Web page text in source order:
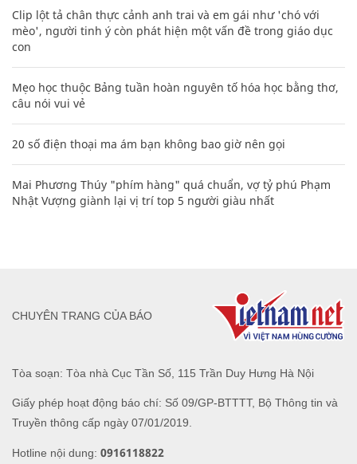
Clip lột tả chân thực cảnh anh trai và em gái như 'chó với
mèo', người tinh ý còn phát hiện một vấn đề trong giáo dục
con
Mẹo học thuộc Bảng tuần hoàn nguyên tố hóa học bằng thơ,
câu nói vui vẻ
20 số điện thoại ma ám bạn không bao giờ nên gọi
Mai Phương Thúy "phím hàng" quá chuẩn, vợ tỷ phú Phạm
Nhật Vượng giành lại vị trí top 5 người giàu nhất
Tòa soạn: Tòa nhà Cục Tần Số, 115 Trần Duy Hưng Hà Nội
Giấy phép hoạt động báo chí: Số 09/GP-BTTTT, Bộ Thông tin và
Truyền thông cấp ngày 07/01/2019.
Hotline nội dung: 0916118822
CHUYÊN TRANG CỦA BÁO